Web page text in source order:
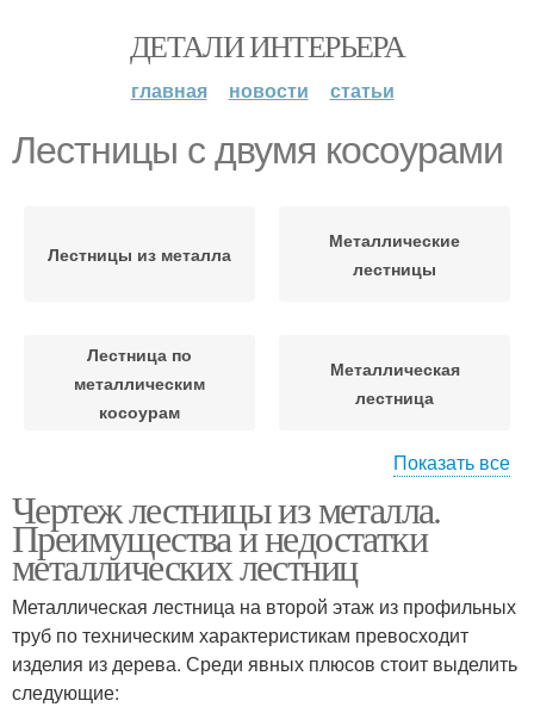
ДЕТАЛИ ИНТЕРЬЕРА
главная новости статьи
Лестницы с двумя косоурами
Лестницы из металла
Металлические
лестницы
Лестница по
металлическим
косоурам
Металлическая
лестница
Лестница на косоурах
профильной трубы
Лестницы с площадкой Лестница из уголка
Показать все
Чертеж лестницы из металла.
Преимущества и недостатки
металлических лестниц
Металлическая лестница на второй этаж из профильных
труб по техническим характеристикам превосходит
изделия из дерева. Среди явных плюсов стоит выделить
следующие: